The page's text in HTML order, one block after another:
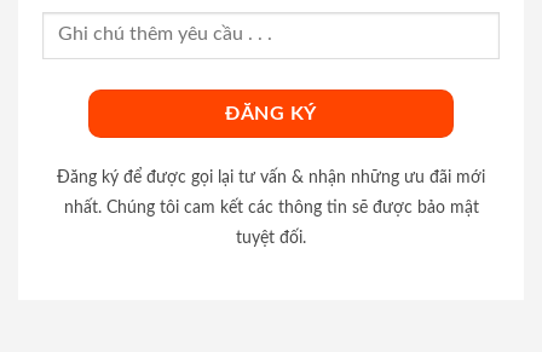
Đăng ký để được gọi lại tư vấn & nhận những ưu đãi mới
nhất. Chúng tôi cam kết các thông tin sẽ được bảo mật
tuyệt đối.